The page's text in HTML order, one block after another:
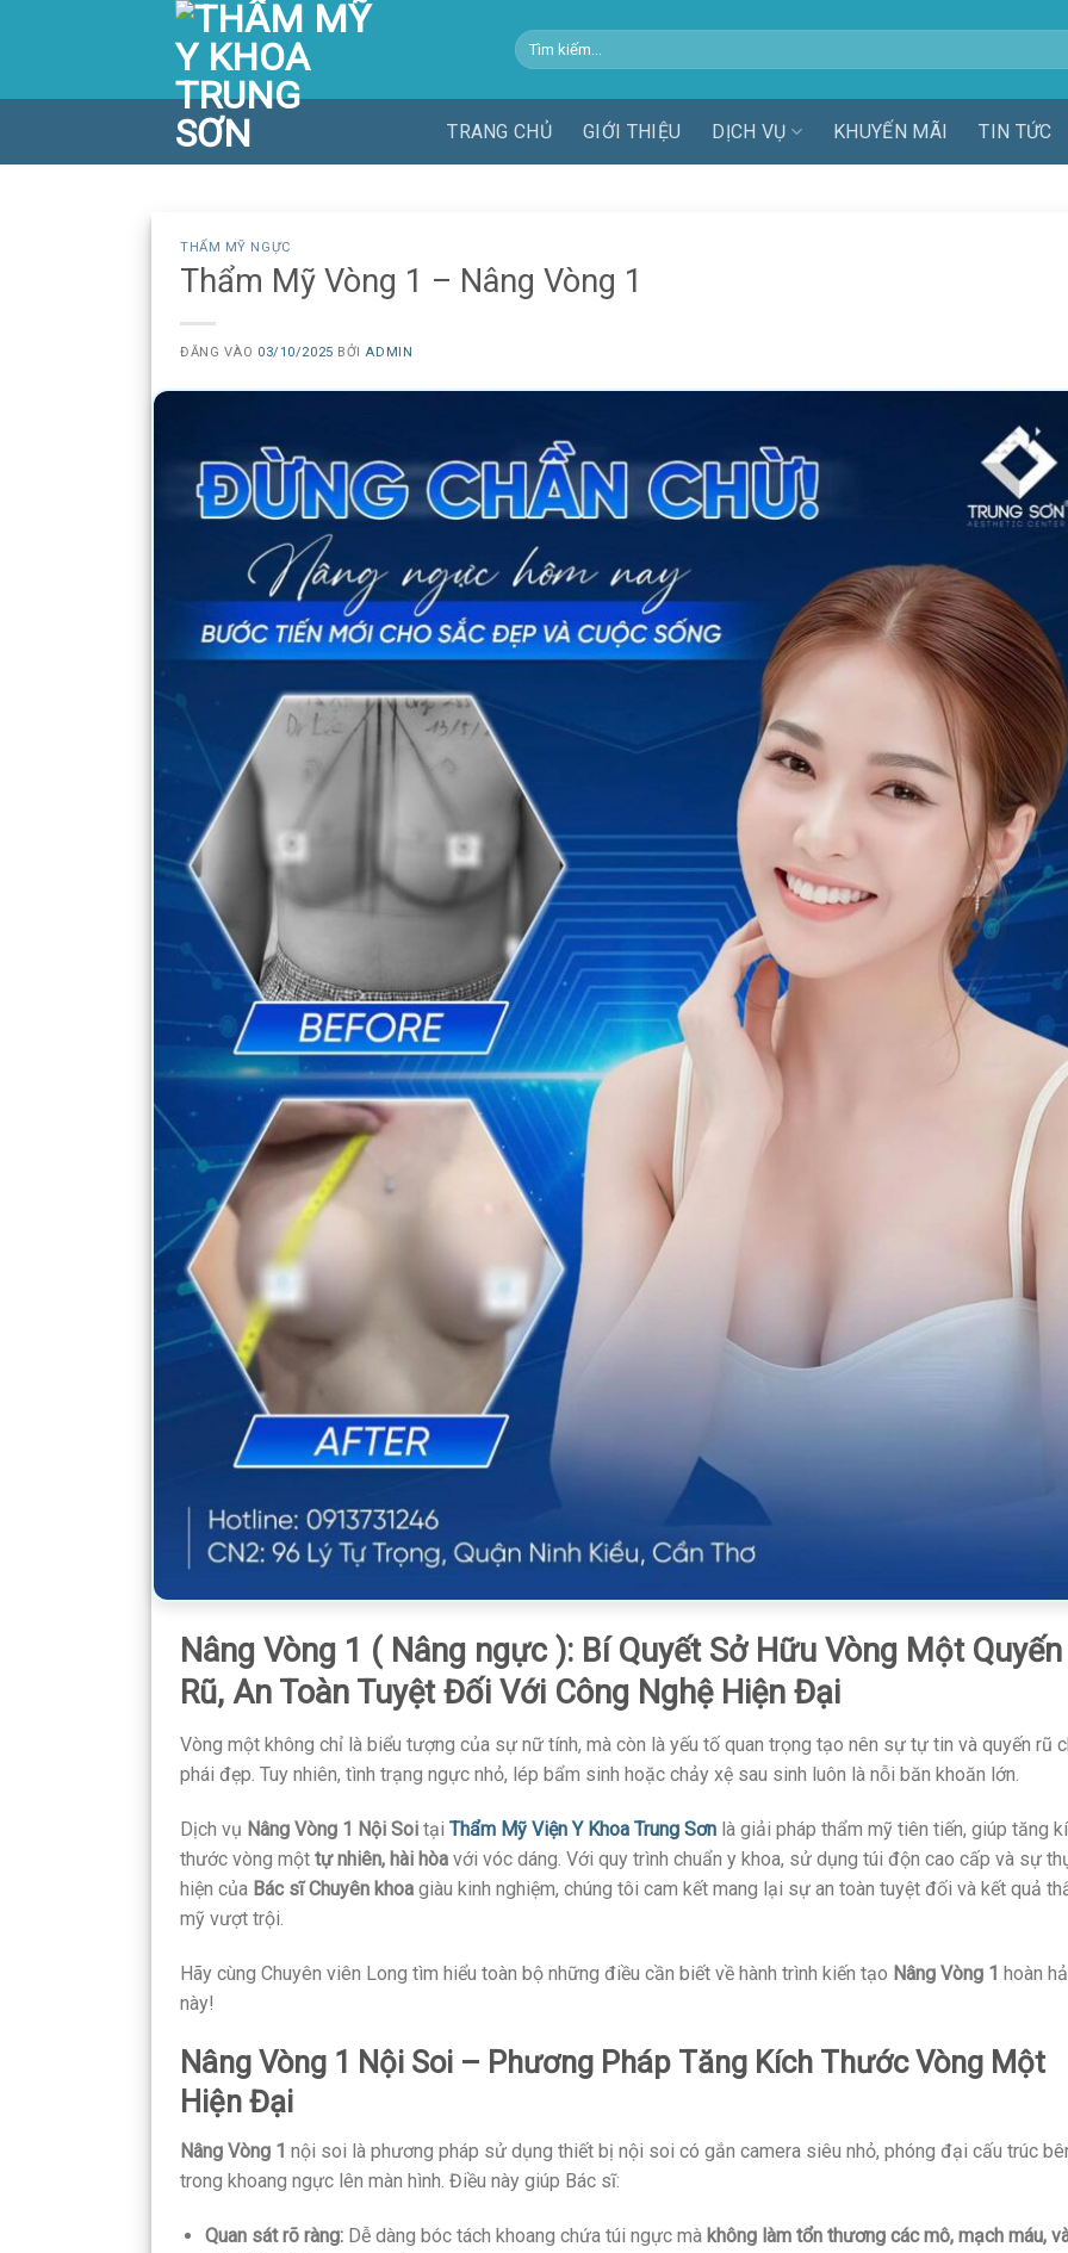
dung
Tìm
kiếm:
TRANG CHỦ GIỚI THIỆU DỊCH VỤ KHUYẾN MÃI TIN TỨC
THẨM MỸ NGỰC
Thẩm Mỹ Vòng 1 – Nâng Vòng 1
ĐĂNG VÀO 03/10/2025 BỞI ADMIN
Nâng Vòng 1 ( Nâng ngực ): Bí Quyết Sở Hữu Vòng Một Quyến
Rũ, An Toàn Tuyệt Đối Với Công Nghệ Hiện Đại
Vòng một không chỉ là biểu tượng của sự nữ tính, mà còn là yếu tố quan trọng tạo nên sự tự tin và quyến rũ
phái đẹp. Tuy nhiên, tình trạng ngực nhỏ, lép bẩm sinh hoặc chảy xệ sau sinh luôn là nỗi băn khoăn lớn.
Dịch vụ Nâng Vòng 1 Nội Soi tại Thẩm Mỹ Viện Y Khoa Trung Sơn là giải pháp thẩm mỹ tiên tiến, giúp tăng
thước vòng một tự nhiên, hài hòa với vóc dáng. Với quy trình chuẩn y khoa, sử dụng túi độn cao cấp và sự
hiện của Bác sĩ Chuyên khoa giàu kinh nghiệm, chúng tôi cam kết mang lại sự an toàn tuyệt đối và kết quả
mỹ vượt trội.
Hãy cùng Chuyên viên Long tìm hiểu toàn bộ những điều cần biết về hành trình kiến tạo Nâng Vòng 1 hoàn
này!
Nâng Vòng 1 Nội Soi – Phương Pháp Tăng Kích Thước Vòng Một
Hiện Đại
Nâng Vòng 1 nội soi là phương pháp sử dụng thiết bị nội soi có gắn camera siêu nhỏ, phóng đại cấu trúc
trong khoang ngực lên màn hình. Điều này giúp Bác sĩ:
Quan sát rõ ràng:Dễ dàng bóc tách khoang chứa túi ngực mà không làm tổn thương các mô, mạch máu,